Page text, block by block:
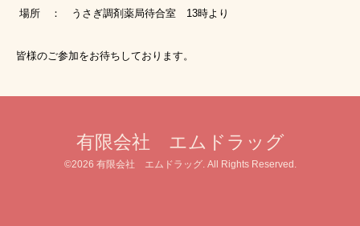
場所 ： うさぎ調剤薬局待合室 13時より
皆様のご参加をお待ちしております。
有限会社 エムドラッグ
©2026 有限会社 エムドラッグ. All Rights Reserved.